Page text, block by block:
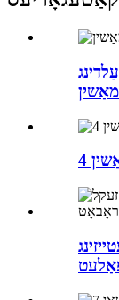
מאַשין